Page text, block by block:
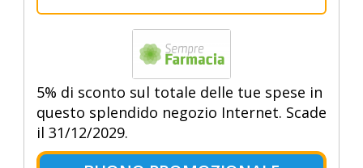
5% di sconto sul totale delle tue spese in
questo splendido negozio Internet. Scade
il 31/12/2029.